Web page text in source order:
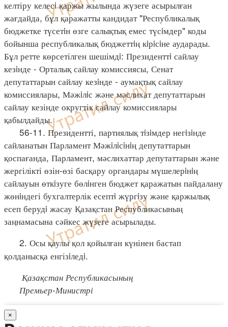
келтіру келесi қаржы жылында жүзеге асырылған
жағдайда, бұл қаражатты кандидат "Республикалық
бюджетке түсетiн өзге салықтық емес түсiмдер" коды
бойынша республикалық бюджеттiң кiрiсiне аударады.
Бұл ретте көрсетілген шешімдi: Президенттi сайлау
кезiнде - Орталық сайлау комиссиясы, Сенат
депутаттарын сайлау кезiнде - аумақтық сайлау
комиссиялары, Мәжiлiс және мәслихат депутаттарын
сайлау кезінде округтік сайлау комиссиялары
қабылдайды.
56-11. Президентті, партиялық тiзiмдер негiзiнде
сайланатын Парламент Мәжiлiсiнiң депутаттарын
қоспағанда, Парламент, мәслихаттар депутаттарын және
жергілікті өзін-өзі басқару органдары мүшелерiнiң
сайлауын өткiзуге бөлiнген бюджет қаражатын пайдалану
жөнiндегі бухгалтерлік есептi жүргiзу және қаржылық
есеп берудi жасау Қазақстан Республикасының
заңнамасына сәйкес жүзеге асырылады.
2. Осы қаулы қол қойылған күнінен бастап
қолданысқа енгізiледi.
Қазақстан Республикасының
Премьер-Министрі
×